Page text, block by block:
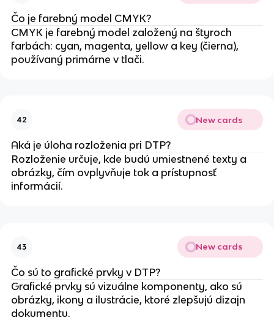
Čo je farebný model CMYK?
CMYK je farebný model založený na štyroch
farbách: cyan, magenta, yellow a key (čierna),
používaný primárne v tlači.
42 New cards
Aká je úloha rozloženia pri DTP?
Rozloženie určuje, kde budú umiestnené texty a
obrázky, čím ovplyvňuje tok a prístupnosť
informácií.
43 New cards
Čo sú to grafické prvky v DTP?
Grafické prvky sú vizuálne komponenty, ako sú
obrázky, ikony a ilustrácie, ktoré zlepšujú dizajn
dokumentu.